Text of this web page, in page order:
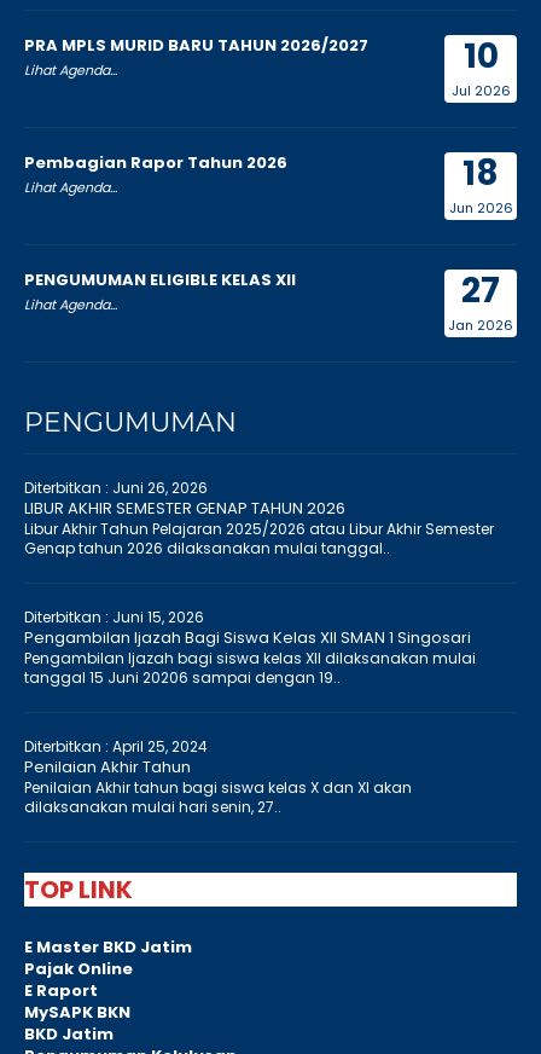
10
Jul 2026
PRA MPLS MURID BARU TAHUN 2026/2027
Lihat Agenda...
18
Jun 2026
Pembagian Rapor Tahun 2026
Lihat Agenda...
27
Jan 2026
PENGUMUMAN ELIGIBLE KELAS XII
Lihat Agenda...
PENGUMUMAN
Diterbitkan : Juni 26, 2026
LIBUR AKHIR SEMESTER GENAP TAHUN 2026
Libur Akhir Tahun Pelajaran 2025/2026 atau Libur Akhir Semester
Genap tahun 2026 dilaksanakan mulai tanggal..
Diterbitkan : Juni 15, 2026
Pengambilan Ijazah Bagi Siswa Kelas XII SMAN 1 Singosari
Pengambilan Ijazah bagi siswa kelas XII dilaksanakan mulai
tanggal 15 Juni 20206 sampai dengan 19..
Diterbitkan : April 25, 2024
Penilaian Akhir Tahun
Penilaian Akhir tahun bagi siswa kelas X dan XI akan
dilaksanakan mulai hari senin, 27..
TOP LINK
E Master BKD Jatim
Pajak Online
E Raport
MySAPK BKN
BKD Jatim